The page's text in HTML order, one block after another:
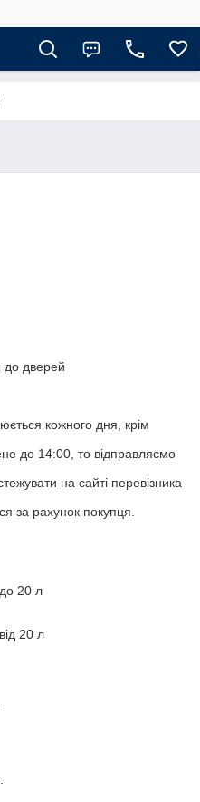
до дверей
кожного дня, крім
до 14:00, то відправляємо
на сайті перевізника
за рахунок покупця.
20 л
20 л